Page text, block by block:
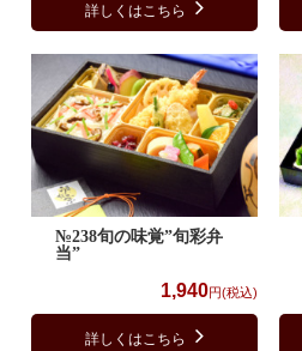
詳しくはこちら
№238旬の味覚”旬彩弁
当”
1,940円(税込)
詳しくはこちら